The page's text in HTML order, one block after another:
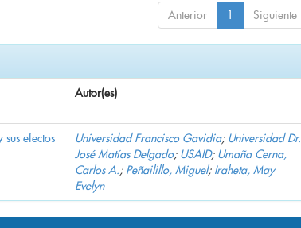
Anterior 1 Siguiente
Autor(es)
efectos
Universidad Francisco Gavidia; Universidad Dr.
José Matías Delgado; USAID; Umaña Cerna,
Carlos A.; Peñailillo, Miguel; Iraheta, May
Evelyn